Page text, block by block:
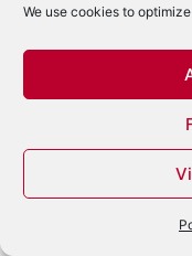
We use cookies to